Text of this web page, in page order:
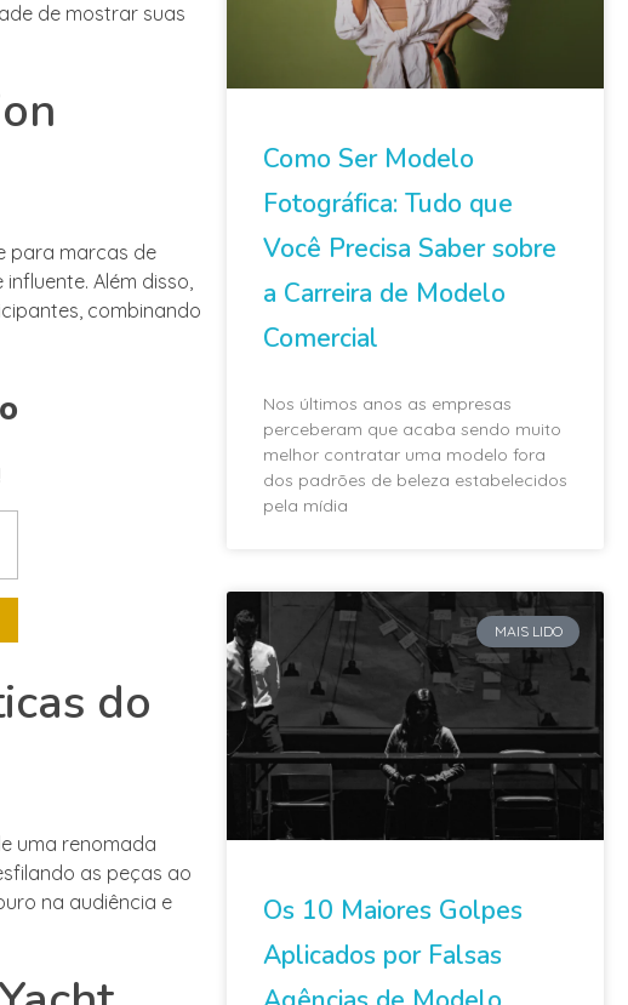
de mostrar suas
para marcas de
Além disso,
combinando
do
uma renomada
as peças ao
na audiência e
Como Ser Modelo
Fotográfica: Tudo que
Você Precisa Saber sobre
a Carreira de Modelo
Comercial
Nos últimos anos as empresas
perceberam que acaba sendo muito
melhor contratar uma modelo fora
dos padrões de beleza estabelecidos
pela mídia
MAIS LIDO
Os 10 Maiores Golpes
Aplicados por Falsas